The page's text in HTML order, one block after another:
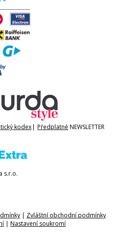
kodex| Předplatné NEWSLETTER
s.r.o.
| Zvláštní obchodní podmínky
| Nastavení soukromí